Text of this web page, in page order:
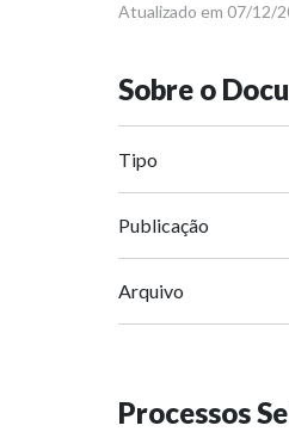
Atualizado em 07/12/
Sobre o
Tipo
Publicação
Arquivo
Processos